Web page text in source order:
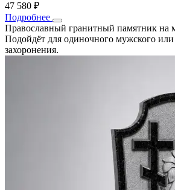
47 580 ₽
Подробнее
Православный гранитный памятник на
Подойдёт для одиночного мужского
захоронения.